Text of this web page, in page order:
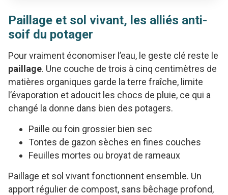
Paillage et sol vivant, les alliés anti-
soif du potager
Pour vraiment économiser l’eau, le geste clé reste le
paillage. Une couche de trois à cinq centimètres de
matières organiques garde la terre fraîche, limite
l’évaporation et adoucit les chocs de pluie, ce qui a
changé la donne dans bien des potagers.
Paille ou foin grossier bien sec
Tontes de gazon sèches en fines couches
Feuilles mortes ou broyat de rameaux
Paillage et sol vivant fonctionnent ensemble. Un
apport régulier de compost, sans bêchage profond,